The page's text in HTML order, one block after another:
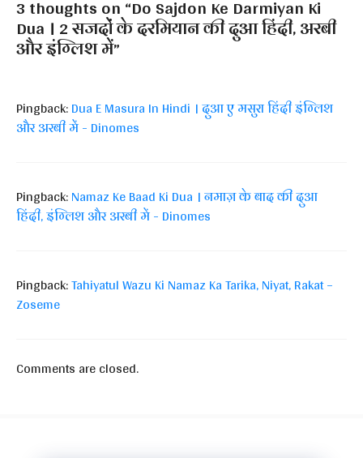
3 thoughts on “Do Sajdon Ke Darmiyan Ki
Dua । 2 सजदों के दरमियान की दुआ हिंदी, अरबी
और इंग्लिश में”
Pingback:Dua E Masura In Hindi । दुआ ए मसुरा हिंदी इंग्लिश
और अरबी में - Dinomes
Pingback:Namaz Ke Baad Ki Dua । नमाज़ के बाद की दुआ
हिंदी, इंग्लिश और अरबी में - Dinomes
Pingback:Tahiyatul Wazu Ki Namaz Ka Tarika, Niyat, Rakat –
Zoseme
Comments are closed.